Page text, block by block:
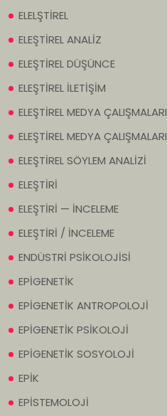
ELELŞTİREL
ELEŞTİREL ANALİZ
ELEŞTİREL DÜŞÜNCE
ELEŞTİREL İLETİŞİM
ELEŞTİREL MEDYA ÇALIŞMALARI
ELEŞTİREL MEDYA ÇALIŞMALARI
ELEŞTİREL SÖYLEM ANALİZİ
ELEŞTİRİ
ELEŞTİRİ — İNCELEME
ELEŞTİRİ / İNCELEME
ENDÜSTRİ PSİKOLOJİSİ
EPİGENETİK
EPİGENETİK ANTROPOLOJİ
EPİGENETİK PSİKOLOJİ
EPİGENETİK SOSYOLOJİ
EPİK
EPİSTEMOLOJİ